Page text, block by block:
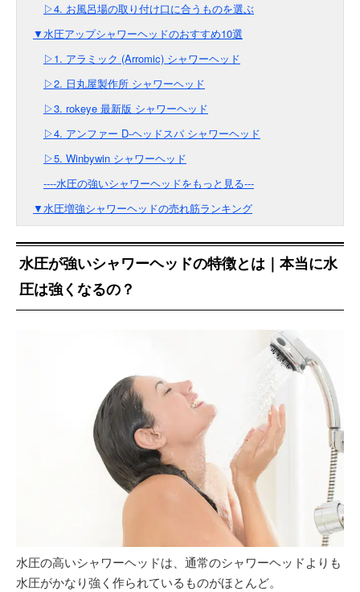
▷4. お風呂場の取り付け口に合うものを選ぶ
▼水圧アップシャワーヘッドのおすすめ10選
▷1. アラミック (Arromic) シャワーヘッド
▷2. 日丸屋製作所 シャワーヘッド
▷3. rokeye 最新版 シャワーヘッド
▷4. アンファー D-ヘッドスパ シャワーヘッド
▷5. Winbywin シャワーヘッド
----水圧の強いシャワーヘッドをもっと見る---
▼水圧増強シャワーヘッドの売れ筋ランキング
水圧が強いシャワーヘッドの特徴とは｜本当に水
圧は強くなるの？
水圧の高いシャワーヘッドは、通常のシャワーヘッドよりも
水圧がかなり強く作られているものがほとんど。